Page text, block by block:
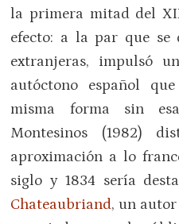
la primera mitad del
efecto: a la par que se
extranjeras, impulsó
autóctono español
misma forma sin
Montesinos (1982)
aproximación a lo
siglo y 1834 sería
Chateaubriand, un